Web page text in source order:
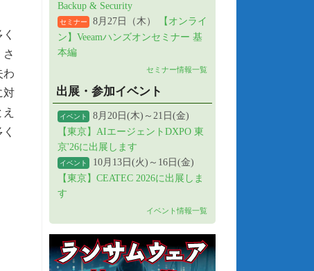
わ
対
Backup & Security
セミナー 8月27日（木）
【オンライ
ン】Veeamハンズオンセミナー 基
本編
セミナー情報一覧
出展・参加イベント
イベント
8月20日(木)～21日(金)
【東京】AIエージェントDXPO 東
京'26に出展します
イベント
10月13日(火)～16日(金)
【東京】CEATEC 2026に出展しま
す
イベント情報一覧